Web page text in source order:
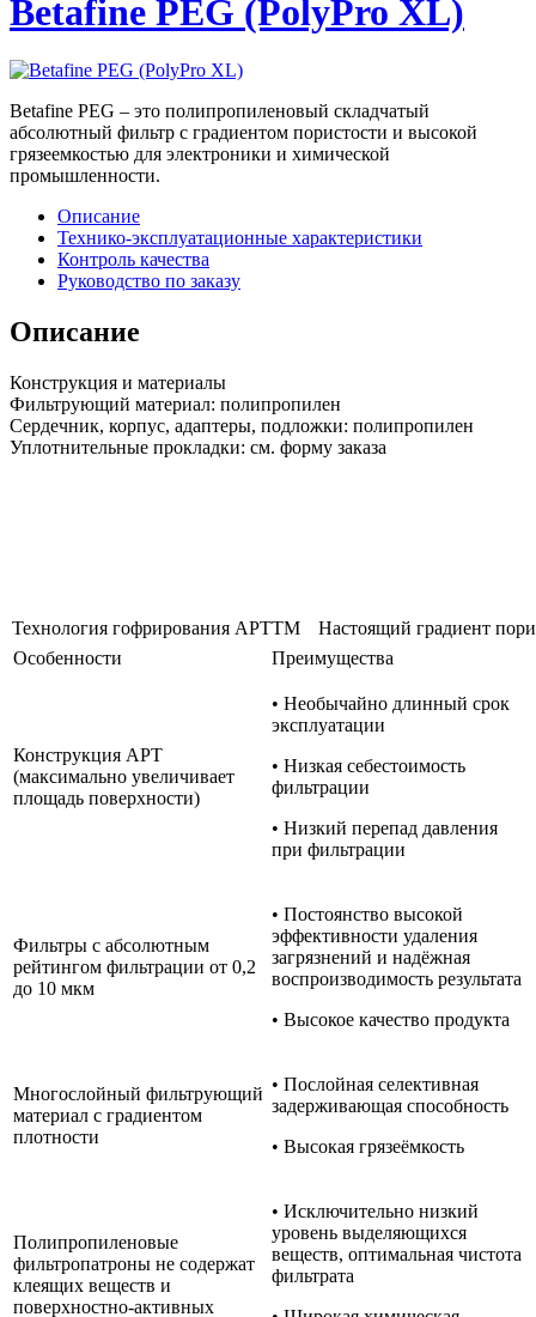
Betafine PEG (PolyPro XL)
Betafine PEG – это полипропиленовый складчатый
абсолютный фильтр с градиентом пористости и высокой
грязеемкостью для электроники и химической
промышленности.
Описание
Технико-эксплуатационные характеристики
Контроль качества
Руководство по заказу
Описание
Конструкция и материалы
Фильтрующий материал: полипропилен
Сердечник, корпус, адаптеры, подложки: полипропилен
Уплотнительные прокладки: см. форму заказа
Технология гофрирования АРТТМ
Настоящий градиент
Особенности
Преимущества
Конструкция APT
(максимально увеличивает
площадь поверхности)
• Необычайно длинный срок
эксплуатации
• Низкая себестоимость
фильтрации
• Низкий перепад давления
при фильтрации
Фильтры с абсолютным
рейтингом фильтрации от 0,2
до 10 мкм
• Постоянство высокой
эффективности удаления
загрязнений и надёжная
воспроизводимость результата
• Высокое качество продукта
Многослойный фильтрующий
материал с градиентом
плотности
• Послойная селективная
задерживающая способность
• Высокая грязеёмкость
Полипропиленовые
фильтропатроны не содержат
клеящих веществ и
поверхностно-активных
• Исключительно низкий
уровень выделяющихся
веществ, оптимальная чистота
фильтрата